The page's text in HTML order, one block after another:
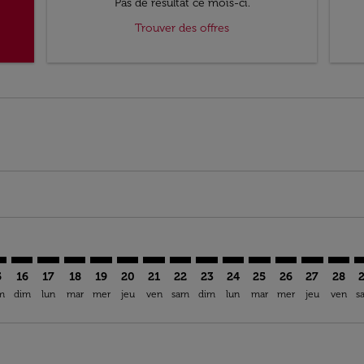
Pas de résultat ce mois-ci.
Trouver des offres
16
dim
17
lun
18
mar
COO–ADD: cmp-view-offers-disclaimer.
19
mer
COO–ADD: cmp-view-offers-disclaimer.
20
jeu
COO–ADD: cmp-view-offers-
21
ven
COO–ADD: cmp-view-offers-
22
sam
COO–ADD: cmp-view-
23
dim
COO–ADD: cmp-
24
lun
COO–ADD: cmp-
25
mar
COO–ADD:
26
mer
27
jeu
28
ven